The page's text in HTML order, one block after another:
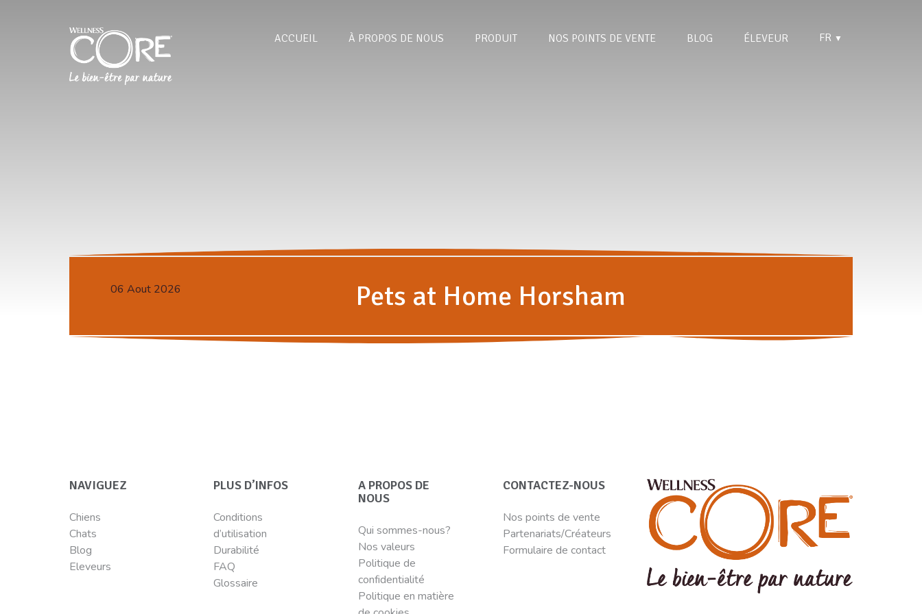
ACCUEIL À PROPOS DE NOUS PRODUIT NOS POINTS DE VENTE BLOG ÉLEVEUR FR ▼
06 Aout 2026 Pets at Home Horsham
NAVIGUEZ
Chiens
Chats
Blog
Eleveurs
PLUS D’INFOS
Conditions
d’utilisation
Durabilité
FAQ
Glossaire
A PROPOS DE
NOUS
Qui sommes-nous?
Nos valeurs
Politique de
confidentialité
Politique en matière
CONTACTEZ-NOUS
Nos points de vente
Partenariats/Créateurs
Formulaire de contact